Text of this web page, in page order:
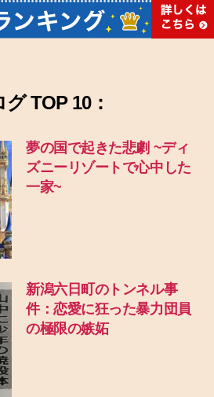
TOP 10：
夢の国で起きた悲劇 ~ディ
ズニーリゾートで心中した
一家~
新潟六日町のトンネル事
件：恋愛に狂った暴力団員
の極限の嫉妬